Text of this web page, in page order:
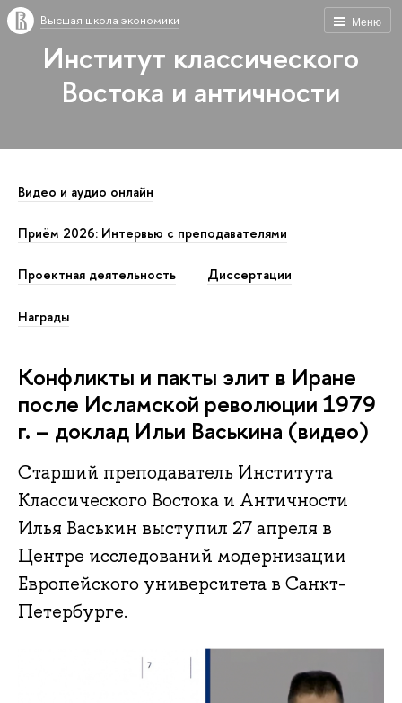
Меню
Высшая школа экономики
Институт классического
Востока и античности
Видео и аудио онлайн
Приём 2026: Интервью с преподавателями
Проектная деятельность Диссертации
Награды
Конфликты и пакты элит в Иране
после Исламской революции 1979
г. – доклад Ильи Васькина (видео)
Старший преподаватель Института
Классического Востока и Античности
Илья Васькин выступил 27 апреля в
Центре исследований модернизации
Европейского университета в Санкт-
Петербурге.